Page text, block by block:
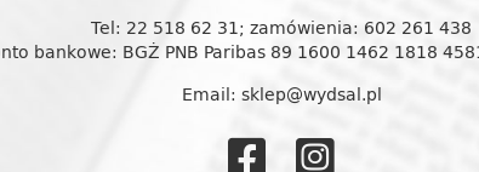
Tel: 22 518 62 31; zamówienia: 602 261 438
bankowe: BGŻ PNB Paribas 89 1600 1462 1818
Email: sklep@wydsal.pl